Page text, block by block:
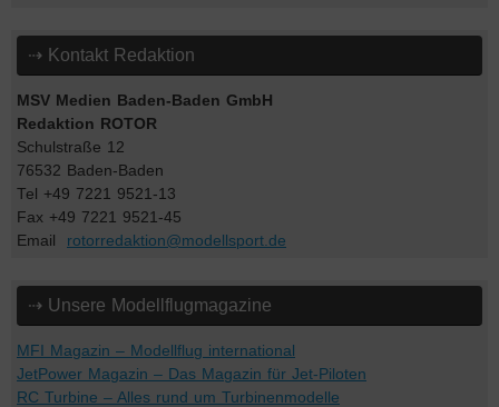
⇢ Kontakt Redaktion
MSV Medien Baden-Baden GmbH
Redaktion ROTOR
Schulstraße 12
76532 Baden-Baden
Tel +49 7221 9521-13
Fax +49 7221 9521-45
Email rotorredaktion@modellsport.de
⇢ Unsere Modellflugmagazine
MFI Magazin – Modellflug international
JetPower Magazin – Das Magazin für Jet-Piloten
RC Turbine – Alles rund um Turbinenmodelle